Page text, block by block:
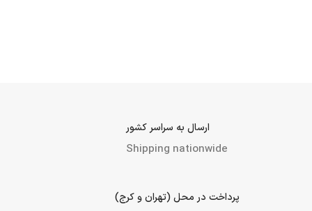
ارسال به سراسر کشور
Shipping nationwide
پرداخت در محل (تهران و کرج)